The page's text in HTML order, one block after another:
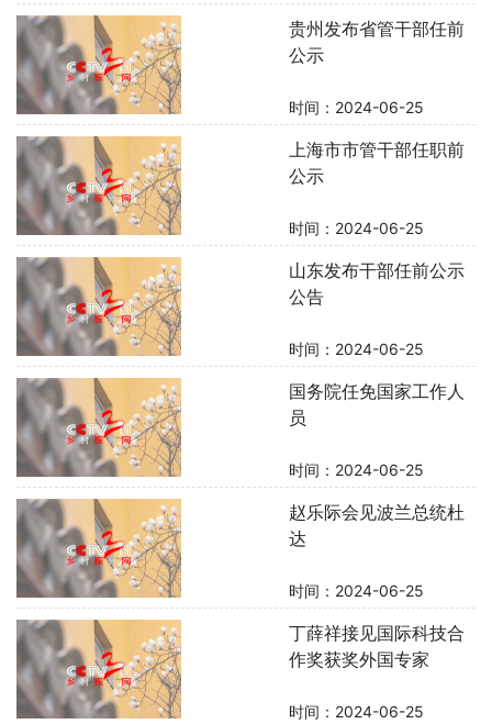
贵州发布省管干部任前
公示
时间：2024-06-25
上海市市管干部任职前
公示
时间：2024-06-25
山东发布干部任前公示
公告
时间：2024-06-25
国务院任免国家工作人
员
时间：2024-06-25
赵乐际会见波兰总统杜
达
时间：2024-06-25
丁薛祥接见国际科技合
作奖获奖外国专家
时间：2024-06-25